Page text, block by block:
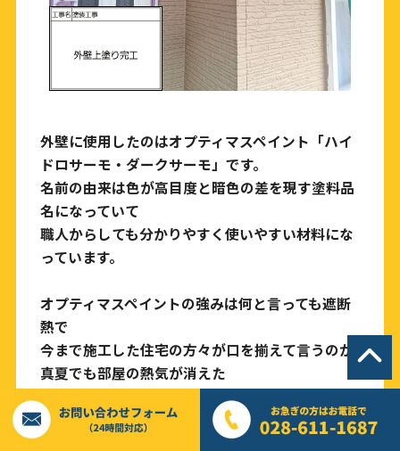
外壁に使用したのはオプティマスペイント「ハイ
ドロサーモ・ダークサーモ」です。
名前の由来は色が高目度と暗色の差を現す塗料品
名になっていて
職人からしても分かりやすく使いやすい材料にな
っています。
オプティマスペイントの強みは何と言っても遮断
熱で
今まで施工した住宅の方々が口を揃えて言うのが
真夏でも部屋の熱気が消えた
お客様の数多くのお声を聞いて遮断熱効果を弊社
も実感しております。